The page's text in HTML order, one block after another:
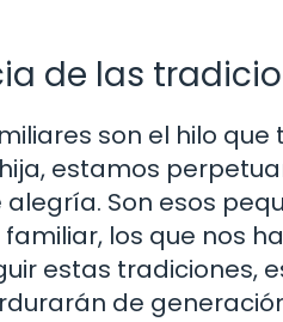
de las
son el hilo
estamos
Son esos
los que nos
estas
de